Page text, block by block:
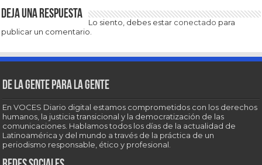
Deja una respuesta
Lo siento, debes estar conectado para
publicar un comentario.
De la gente para la gente
En VOCES Diario digital estamos comprometidos con los derechos
humanos, la justicia transicional y la democratización de las
comunicaciones. Hablamos todos los días de la actualidad de
Latinoamérica y del mundo a través de la práctica de un
periodismo responsable, ético y profesional.